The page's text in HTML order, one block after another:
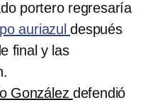
portero regresaría
auriazuldespués
final y las
González defendió